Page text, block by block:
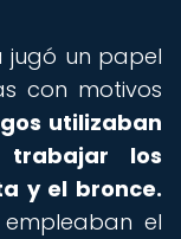
jugó un papel
con motivos
utilizaban
trabajar los
y el bronce.
el